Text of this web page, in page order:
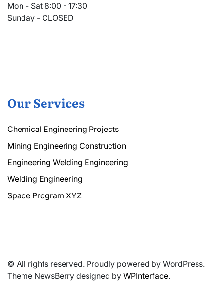
Mon - Sat 8:00 - 17:30,
Sunday - CLOSED
Our Services
Chemical Engineering Projects
Mining Engineering Construction
Engineering Welding Engineering
Welding Engineering
Space Program XYZ
© All rights reserved. Proudly powered by WordPress.
Theme NewsBerry designed by WPInterface.